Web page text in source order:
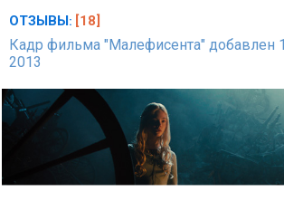
ОТЗЫВЫ: [18]
Кадр фильма "Малефисента" добавлен
2013